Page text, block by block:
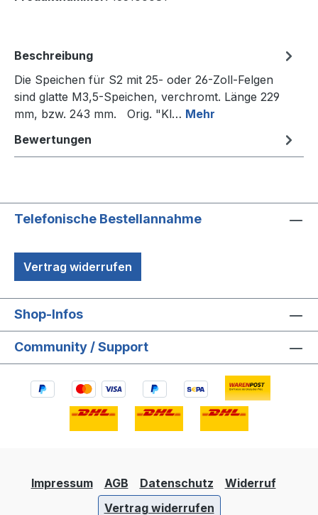
Beschreibung
Die Speichen für S2 mit 25- oder 26-Zoll-Felgen
sind glatte M3,5-Speichen, verchromt. Länge 229
mm, bzw. 243 mm. Orig. "Kl… Mehr
Bewertungen
Telefonische Bestellannahme
Vertrag widerrufen
Shop-Infos
Community / Support
Impressum AGB Datenschutz
Widerruf
Vertrag widerrufen